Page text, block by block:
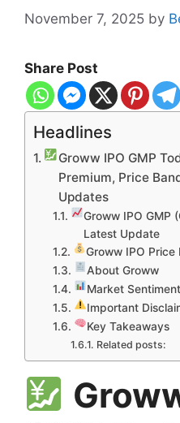
November 7, 2025 by
Share Post
Headlines
Groww IPO GMP
Premium, Price
Updates
Groww IPO GMP
Latest Update
Groww IPO Price
About Groww
Market
Important
Key Takeaways
Related posts: